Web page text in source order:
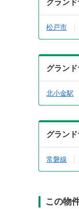
グラン
松戸市
グラン
北小金駅
グラン
常磐線
この物